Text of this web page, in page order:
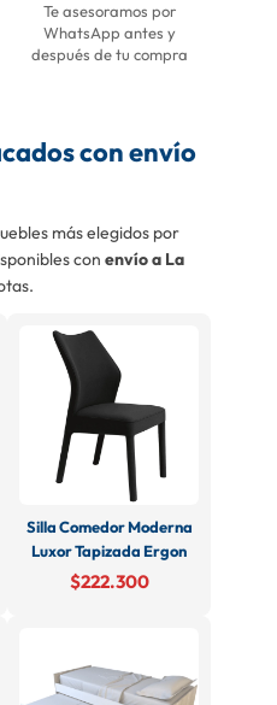
Te asesoramos por
WhatsApp antes y
después de tu compra
con envío
más elegidos por
con envío a La
Silla Comedor Moderna
Luxor Tapizada Ergon
$222.300